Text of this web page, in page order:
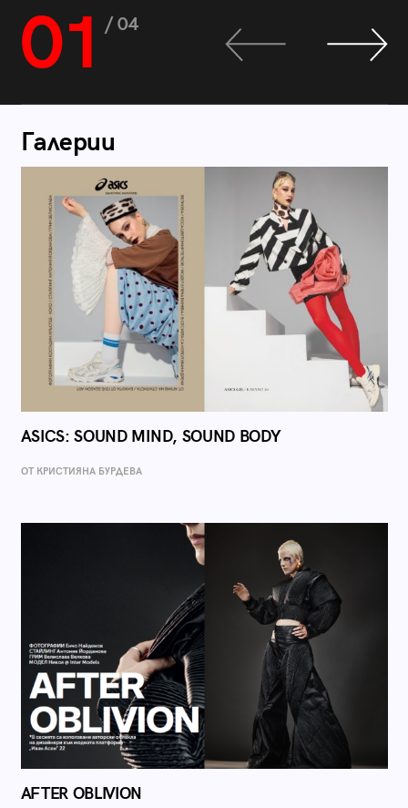
01 / 04
Галерии
ASICS: SOUND MIND, SOUND BODY
ОТ КРИСТИЯНА БУРДЕВА
AFTER OBLIVION